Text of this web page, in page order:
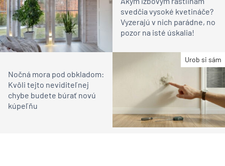
svedčia vysoké kvetináče?
Vyzerajú v nich parádne, no
pozor na isté úskalia!
Urob si sám
Nočná mora pod obkladom:
Kvôli tejto neviditeľnej
chybe budete búrať novú
kúpeľňu